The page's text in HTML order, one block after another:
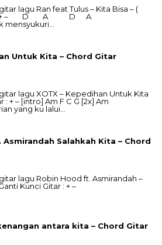
lagu Ran feat Tulus – Kita Bisa – (
: + – D A D A
mensyukuri…
Untuk Kita – Chord Gitar
lagu XOTX – Kepedihan Untuk Kita
: + – [intro] Am F C G [2x] Am
ku lalui…
Salahkah Kita – Chord
lagu Robin Hood ft. Asmirandah –
Kunci Gitar : + –
antara kita – Chord Gitar